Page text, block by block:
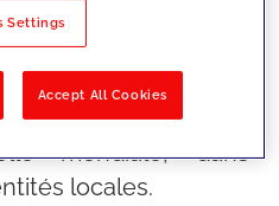
son éthique
si l'adhésion
au niveau du siège
à étendre ces
mondiale, dans
locales.
Settings
Accept All Cookies